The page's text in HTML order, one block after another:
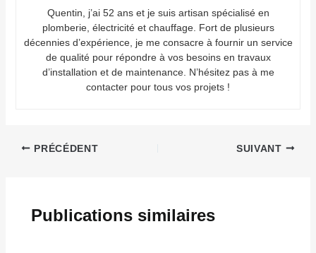
Quentin, j’ai 52 ans et je suis artisan spécialisé en
plomberie, électricité et chauffage. Fort de plusieurs
décennies d’expérience, je me consacre à fournir un service
de qualité pour répondre à vos besoins en travaux
d’installation et de maintenance. N’hésitez pas à me
contacter pour tous vos projets !
PRÉCÉDENT SUIVANT
Publications similaires